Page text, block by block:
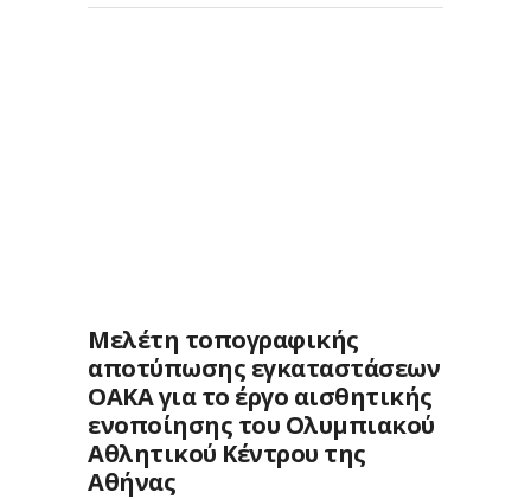
Μελέτη τοπογραφικής
αποτύπωσης εγκαταστάσεων
ΟΑΚΑ για το έργο αισθητικής
ενοποίησης του Ολυμπιακού
Αθλητικού Κέντρου της
Αθήνας